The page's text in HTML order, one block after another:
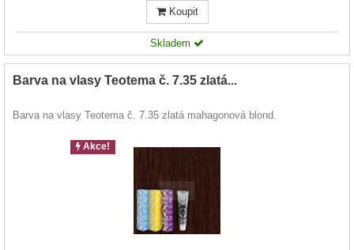
Koupit
Skladem
Barva na vlasy Teotema č. 7.35 zlatá...
Barva na vlasy Teotema č. 7.35 zlatá mahagonová blond.
Akce!